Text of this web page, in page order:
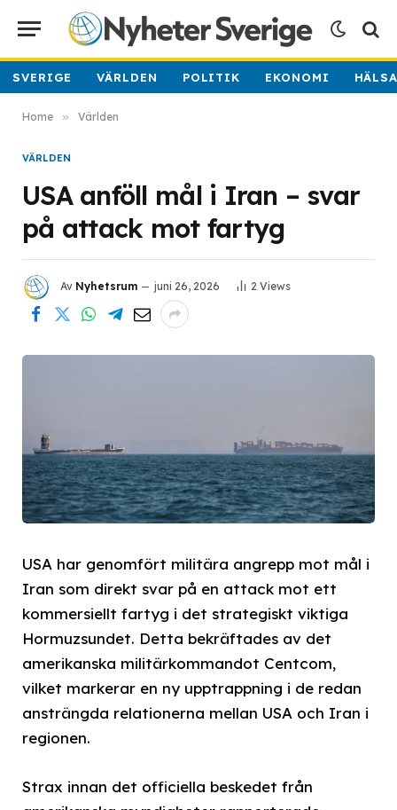
SVERIGE VÄRLDEN POLITIK EKONOMI
Home » Världen
VÄRLDEN
USA anföll mål i Iran – svar
på attack mot fartyg
Av Nyhetsrum juni 26, 2026 2 Views
USA har genomfört militära angrepp mot mål i
Iran som direkt svar på en attack mot ett
kommersiellt fartyg i det strategiskt viktiga
Hormuzsundet. Detta bekräftades av det
amerikanska militärkommandot Centcom,
vilket markerar en ny upptrappning i de redan
ansträngda relationerna mellan USA och Iran i
regionen.
Strax innan det officiella beskedet från